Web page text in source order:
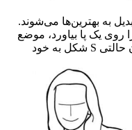
به بهترین‌ها می‌شوند.
روی یک پا بیاورد، موضع
کلی خود را کمی خم کند طوری که بدن حالتی S شکل به خود